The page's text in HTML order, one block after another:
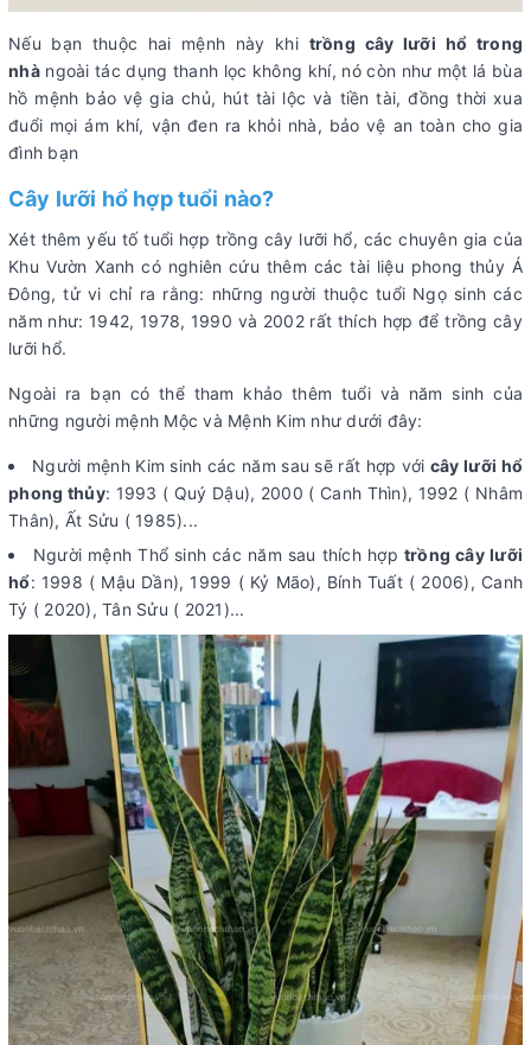
Nếu bạn thuộc hai mệnh này khi trồng cây lưỡi hổ trong
nhàngoài tác dụng thanh lọc không khí, nó còn như một lá bùa
hồ mệnh bảo vệ gia chủ, hút tài lộc và tiền tài, đồng thời xua
đuổi mọi ám khí, vận đen ra khỏi nhà, bảo vệ an toàn cho gia
đình bạn
Cây lưỡi hổ hợp tuổi nào?
Xét thêm yếu tố tuổi hợp trồng cây lưỡi hổ, các chuyên gia của
Khu Vườn Xanh có nghiên cứu thêm các tài liệu phong thủy Á
Đông, tử vi chỉ ra rằng: những người thuộc tuổi Ngọ sinh các
năm như: 1942, 1978, 1990 và 2002 rất thích hợp để trồng cây
lưỡi hổ.
Ngoài ra bạn có thể tham khảo thêm tuổi và năm sinh của
những người mệnh Mộc và Mệnh Kim như dưới đây:
Người mệnh Kim sinh các năm sau sẽ rất hợp với cây lưỡi hổ
phong thủy: 1993 ( Quý Dậu), 2000 ( Canh Thìn), 1992 ( Nhâm
Thân), Ất Sửu ( 1985)...
Người mệnh Thổ sinh các năm sau thích hợp trồng cây lưỡi
hổ: 1998 ( Mậu Dần), 1999 ( Kỷ Mão), Bính Tuất ( 2006), Canh
Tý ( 2020), Tân Sửu ( 2021)...